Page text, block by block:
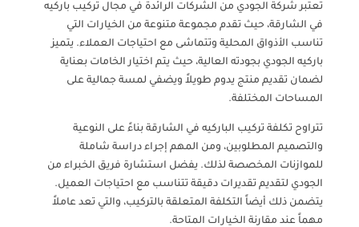
تُعتبر شركة الجودي من الشركات الرائدة في مجال تركيب باركيه
في الشارقة، حيث تقدم مجموعة متنوعة من الخيارات التي
تناسب الأذواق المحلية وتتماشى مع احتياجات العملاء. يتميز
باركيه الجودي بجودته العالية، حيث يتم اختيار الخامات بعناية
لضمان تقديم منتج يدوم طويلاً ويضفي لمسة جمالية على
المساحات المختلفة.
تتراوح تكلفة تركيب الباركيه في الشارقة بناءً على النوعية
والتصميم المطلوبين، ومن المهم إجراء دراسة شاملة
للموازنات المخصصة لذلك. يفضل استشارة فريق الخبراء من
الجودي لتقديم تقديرات دقيقة تتناسب مع احتياجات العميل.
يتضمن ذلك أيضاً التكلفة المتعلقة بالتركيب، والتي تعد عاملاً
مهماً عند مقارنة الخيارات المتاحة.